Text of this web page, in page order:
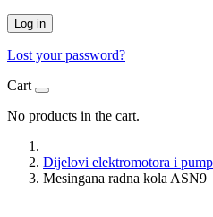
Log in
Lost your password?
Cart
No products in the cart.
Dijelovi elektromotora i
Mesingana radna kola ASN9